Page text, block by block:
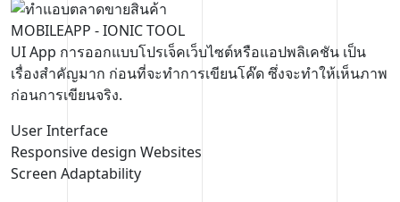
MOBILEAPP - IONIC TOOL
UI App การออกแบบโปรเจ็คเว็บไซต์หรือแอปพลิเคชัน เป็น
เรื่องสำคัญมาก ก่อนที่จะทำการเขียนโค๊ด ซึ่งจะทำให้เห็นภาพ
ก่อนการเขียนจริง.
User Interface
Responsive design Websites
Screen Adaptability